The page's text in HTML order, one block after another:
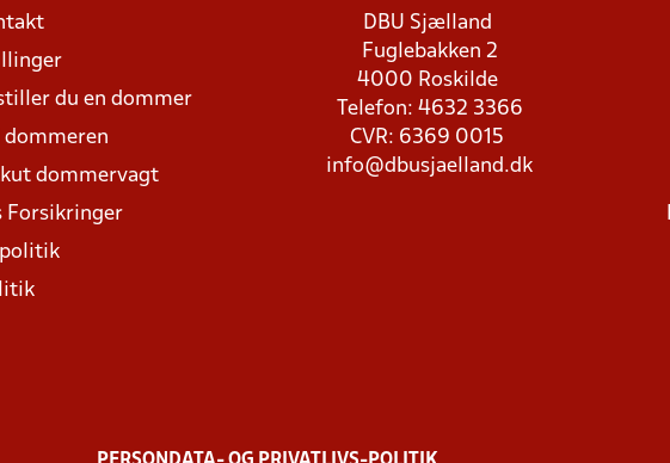
du en dommer
dommeren
dommervagt
Forsikringer
DBU Sjælland
Fuglebakken 2
4000 Roskilde
Telefon: 4632 3366
CVR: 6369 0015
info@dbusjaelland.dk